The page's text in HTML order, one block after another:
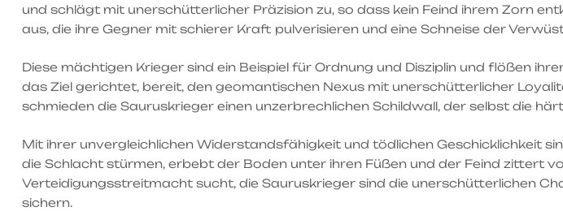
und schlägt mit unerschütterlicher Präzision zu, so dass kein Feind ihrem Zorn
aus, die ihre Gegner mit schierer Kraft pulverisieren und eine Schneise der
Diese mächtigen Krieger sind ein Beispiel für Ordnung und Disziplin und flößen
das Ziel gerichtet, bereit, den geomantischen Nexus mit unerschütterlicher
schmieden die Sauruskrieger einen unzerbrechlichen Schildwall, der selbst die
Mit ihrer unvergleichlichen Widerstandsfähigkeit und tödlichen Geschicklichkeit
die Schlacht stürmen, erbebt der Boden unter ihren Füßen und der Feind zittert
Verteidigungsstreitmacht sucht, die Sauruskrieger sind die unerschütterlichen
sichern.